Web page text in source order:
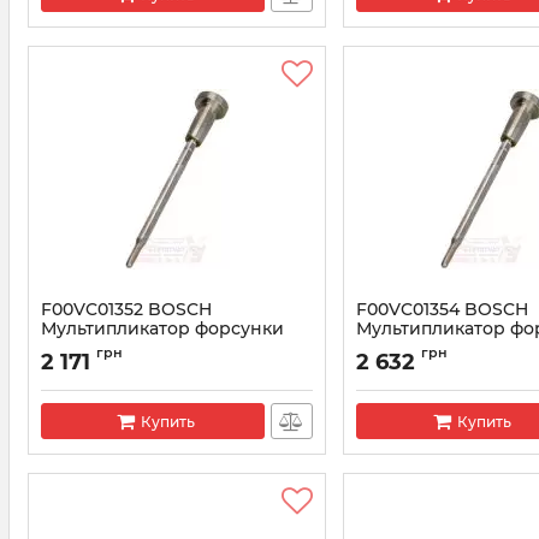
F00VC01352 BOSCH
Мультипликатор форсунки
(клапан+шток)
Артикул:
2 171 грн
Купить
F00VC01354 BOSCH
Мультипликатор
(клапан+шток)
Артикул:
2 632 грн
Купить